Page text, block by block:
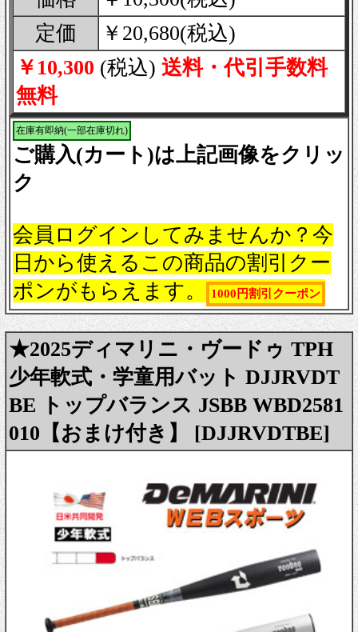
定価
￥20,680(税込)
￥10,300 (税込) 送料・代引手数料
無料
在庫有即納(一部在庫切れ)
ご購入(カート)は上記画像をクリッ
ク
会員ログインしてみませんか？今
日から使えるこの商品の割引クー
ポンがもらえます。
1000円割引クーポン
★2025ディマリニ・ヴードゥ TPH
少年軟式・学童用バット DJJRVDT
BE トップバランス JSBB WBD2581
010【おまけ付き】 [DJJRVDTBE]